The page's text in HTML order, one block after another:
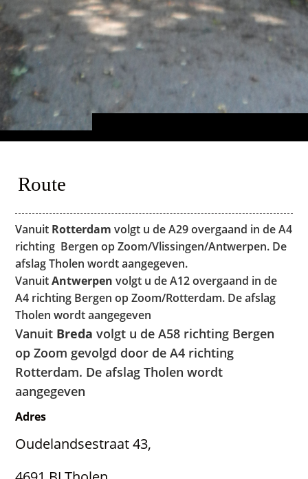
Route
Vanuit Rotterdam volgt u de A29 overgaand in de A4
richting Bergen op Zoom/Vlissingen/Antwerpen. De
afslag Tholen wordt aangegeven.
VanuitAntwerpen volgt u de A12 overgaand in de
A4 richting Bergen op Zoom/Rotterdam. De afslag
Tholen wordt aangegeven
Vanuit Breda volgt u de A58 richting Bergen
op Zoom gevolgd door de A4 richting
Rotterdam. De afslag Tholen wordt
aangegeven
Adres
Oudelandsestraat 43,